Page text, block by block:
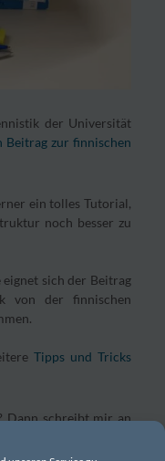
der Universität
Beitrag zur finnischen
ein tolles Tutorial,
noch besser zu
sich der Beitrag
von der finnischen
Tipps und Tricks
Dann schreibt mir an